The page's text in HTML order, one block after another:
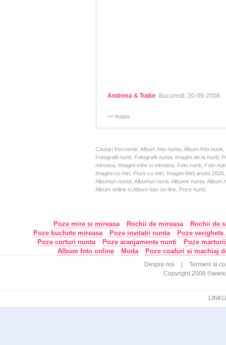
Andreea & Tudor, Bucuresti, 20-09-2008
<< Inapoi
Cautari frecvente: Album foto nunta, Album foto
Fotografii nunti, Fotografii nunta, Imagini de la nunti,
mireasa, Imagini mire si mireasa, Foto nunti, Foto
Imagini cu miri, Poze cu miri, Imagini Mirii anului
Albumuri nunta, Albumuri nunti, Albume nunta,
Album online si Album foto on-line, Poze nunti.
Poze mire si mireasa Rochii de mireasa
Rochii de
Poze buchete mireasa
Poze invitatii nunta
Poze
Poze corturi nunta
Poze aranjamente nunti
Poze
Album foto online
Moda Poze coafuri si machiaj
Despre noi
Termeni si
Copyright 2006